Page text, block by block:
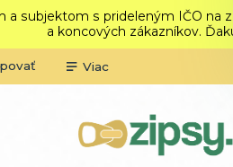
subjektom s prideleným IČO
a koncových zákazníkov.
Viac